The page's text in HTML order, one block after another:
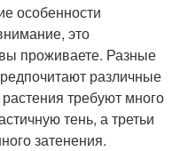
особенности
это
проживаете. Разные
различные
требуют много
тень, а третьи
затенения.